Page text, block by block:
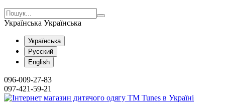
Українська Українська
Українська
Русский
English
096-009-27-83
097-421-59-21